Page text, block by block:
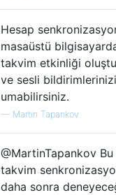
Hesap
masaüstü
takvim etkinliği
ve sesli
umabilirsiniz.
— Martin Tapankov
@MartinTapankov Bu
takvim
daha sonra